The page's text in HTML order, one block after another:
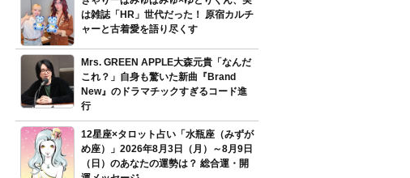
は雑誌「HR」世代だった！ 原宿カルチ
ャーと古着愛を語り尽くす
Mrs. GREEN APPLE大森元貴「なんだ
これ？」自身も驚いた新曲『Brand
New』のドラマチックすぎるコード進
行
12星座×タロット占い「水瓶座（みずが
め座）」2026年8月3日（月）～8月9日
（日）のあなたの運勢は？ 総合運・開